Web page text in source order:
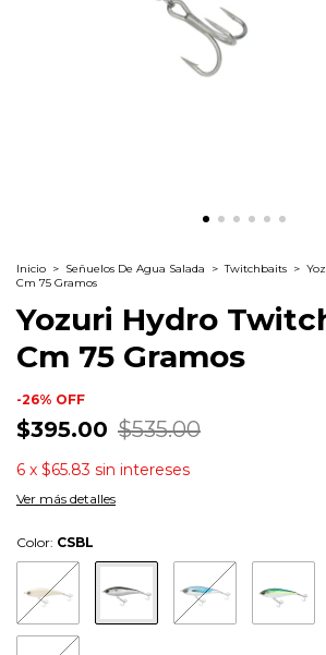
Inicio > Señuelos De Agua Salada > Twitchbaits >
Cm 75 Gramos
Yozuri Hydro
Cm 75 Gramos
-26% OFF
$395.00 $535.00
6 x $65.83 sin intereses
Ver más detalles
Color: CSBL